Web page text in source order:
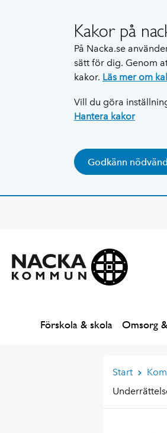
Kakor på
På Nacka.se
sätt för dig. Genom
kakor. Läs mer om
Vill du göra
Hantera kakor
Godkänn
Förskola & skola Omsorg
Start